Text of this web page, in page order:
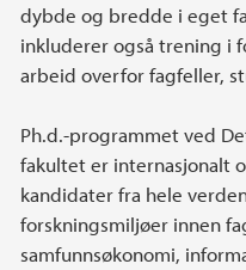
dybde og bredde i eget
inkluderer også trening i
arbeid overfor fagfeller,
Ph.d.-programmet ved
fakultet er internasjonalt
kandidater fra hele
forskningsmiljøer innen
samfunnsøkonomi,